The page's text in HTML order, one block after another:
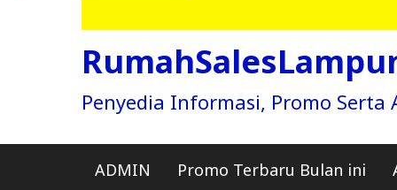
Penyedia Informasi, Promo Serta
ADMIN Promo Terbaru Bulan ini